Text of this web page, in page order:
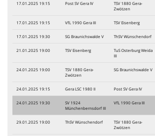
17.01.2025 19:15 Post SV Gera IV
TSV 1880 Gera-
Zwötzen
17.01.2025 19:15 VfL 1990 Gera III TSV Eisenberg
17.01.2025 19:30 SG Braunichswalde V ThSV Wünschendorf
21.01.2025 19:00 TSV Eisenberg
TuS Osterburg Weida
III
24.01.2025 19:00
TSV 1880 Gera-
Zwötzen
SG Braunichswalde V
24.01.2025 19:15 Gera LSC 1980 II Post SV Gera IV
24.01.2025 19:30
SV 1924
Münchenbernsdorf III
VfL 1990 Gera III
29.01.2025 19:00 ThSV Wünschendorf
TSV 1880 Gera-
Zwötzen